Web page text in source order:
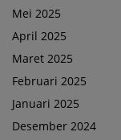
Mei 2025
April 2025
Maret 2025
Februari 2025
Januari 2025
Desember 2024